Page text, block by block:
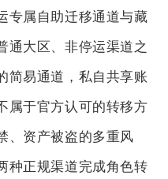
专属自助迁移通道与藏
通大区、非停运渠道之
简易通道，私自共享账
属于官方认可的转移方
、资产被盗的多重风
种正规渠道完成角色转